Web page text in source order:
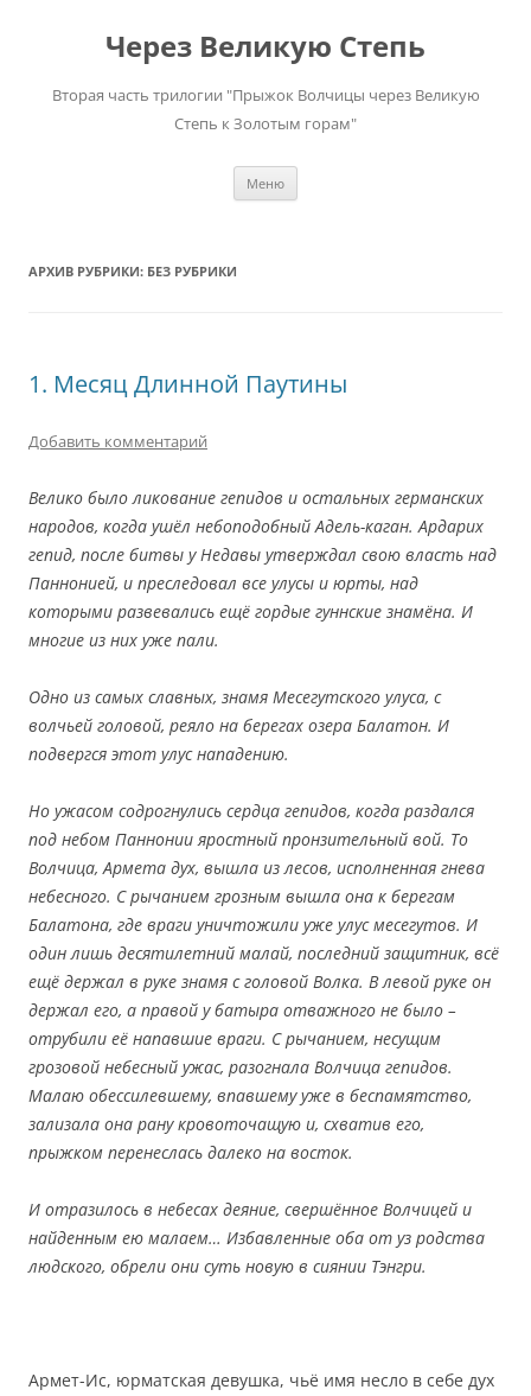
содержимомуЧерез Великую Степь
Вторая часть трилогии "Прыжок Волчицы через Великую
Степь к Золотым горам"
Меню
АРХИВ РУБРИКИ: БЕЗ РУБРИКИ
1. Месяц Длинной Паутины
Добавить комментарий
Велико было ликование гепидов и остальных германских
народов, когда ушёл небоподобный Адель-каган. Ардарих
гепид, после битвы у Недавы утверждал свою власть над
Паннонией, и преследовал все улусы и юрты, над
которыми развевались ещё гордые гуннские знамёна. И
многие из них уже пали.
Одно из самых славных, знамя Месегутского улуса, с
волчьей головой, реяло на берегах озера Балатон. И
подвергся этот улус нападению.
Но ужасом содрогнулись сердца гепидов, когда раздался
под небом Паннонии яростный пронзительный вой. То
Волчица, Армета дух, вышла из лесов, исполненная гнева
небесного. С рычанием грозным вышла она к берегам
Балатона, где враги уничтожили уже улус месегутов. И
один лишь десятилетний малай, последний защитник, всё
ещё держал в руке знамя с головой Волка. В левой руке он
держал его, а правой у батыра отважного не было –
отрубили её напавшие враги. С рычанием, несущим
грозовой небесный ужас, разогнала Волчица гепидов.
Малаю обессилевшему, впавшему уже в беспамятство,
зализала она рану кровоточащую и, схватив его,
прыжком перенеслась далеко на восток.
И отразилось в небесах деяние, свершённое Волчицей и
найденным ею малаем… Избавленные оба от уз родства
людского, обрели они суть новую в сиянии Тэнгри.
Армет-Ис, юрматская девушка, чьё имя несло в себе дух